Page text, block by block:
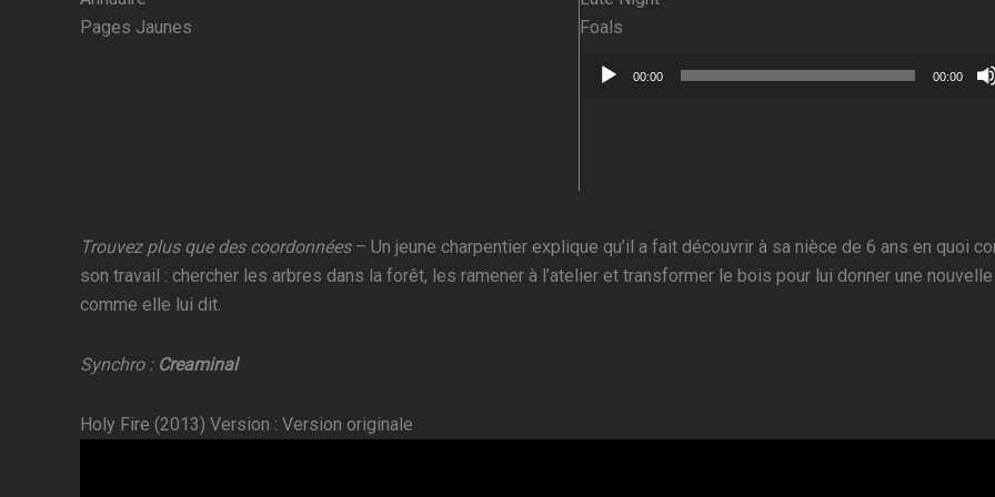
Pages Jaunes
Foals
Lecteur 00:00 00:00
Trouvez plus que des coordonnées– Un jeune charpentier explique qu’il a fait découvrir à sa nièce de 6 ans en quoi
son travail : chercher les arbres dans la forêt, les ramener à l’atelier et transformer le bois pour lui donner une
comme elle lui dit.
Synchro : Creaminal
Holy Fire (2013) Version : Version originale